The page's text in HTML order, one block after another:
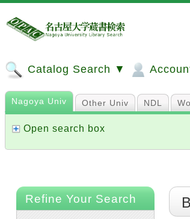
Catalog Search ▼
Nagoya Univ Other Univ NDL
Open search box
Refine Your Search